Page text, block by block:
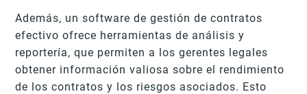
Además, un software de gestión de contratos
efectivo ofrece herramientas de análisis y
reportería, que permiten a los gerentes legales
obtener información valiosa sobre el rendimiento
de los contratos y los riesgos asociados. Esto